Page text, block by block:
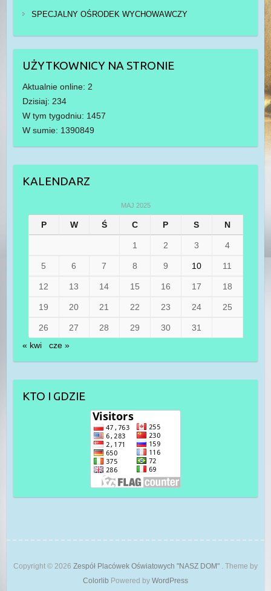
SPECJALNY OŚRODEK WYCHOWAWCZY
UŻYTKOWNICY NA STRONIE
Aktualnie online: 2
Dzisiaj: 234
W tym tygodniu: 1457
W sumie: 1390849
KALENDARZ
MAJ 2025
P W Ś C P S N
1 2 3 4
5 6 7 8 9 10 11
12 13 14 15 16 17 18
19 20 21 22 23 24 25
26 27 28 29 30
31
« kwi
cze »
KTO I GDZIE
Copyright © 2026 Zespół Placówek Oświatowych "NASZ DOM" . Theme by
Colorlib Powered by WordPress